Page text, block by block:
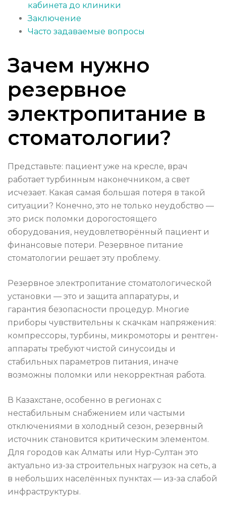
кабинета до клиники
Заключение
Часто задаваемые вопросы
Зачем нужно
резервное
электропитание в
стоматологии?
Представьте: пациент уже на кресле, врач
работает турбинным наконечником, а свет
исчезает. Какая самая большая потеря в такой
ситуации? Конечно, это не только неудобство —
это риск поломки дорогостоящего
оборудования, неудовлетворённый пациент и
финансовые потери. Резервное питание
стоматологии решает эту проблему.
Резервное электропитание стоматологической
установки — это и защита аппаратуры, и
гарантия безопасности процедур. Многие
приборы чувствительны к скачкам напряжения:
компрессоры, турбины, микромоторы и рентген-
аппараты требуют чистой синусоиды и
стабильных параметров питания, иначе
возможны поломки или некорректная работа.
В Казахстане, особенно в регионах с
нестабильным снабжением или частыми
отключениями в холодный сезон, резервный
источник становится критическим элементом.
Для городов как Алматы или Нур-Султан это
актуально из-за строительных нагрузок на сеть, а
в небольших населённых пунктах — из-за слабой
инфраструктуры.